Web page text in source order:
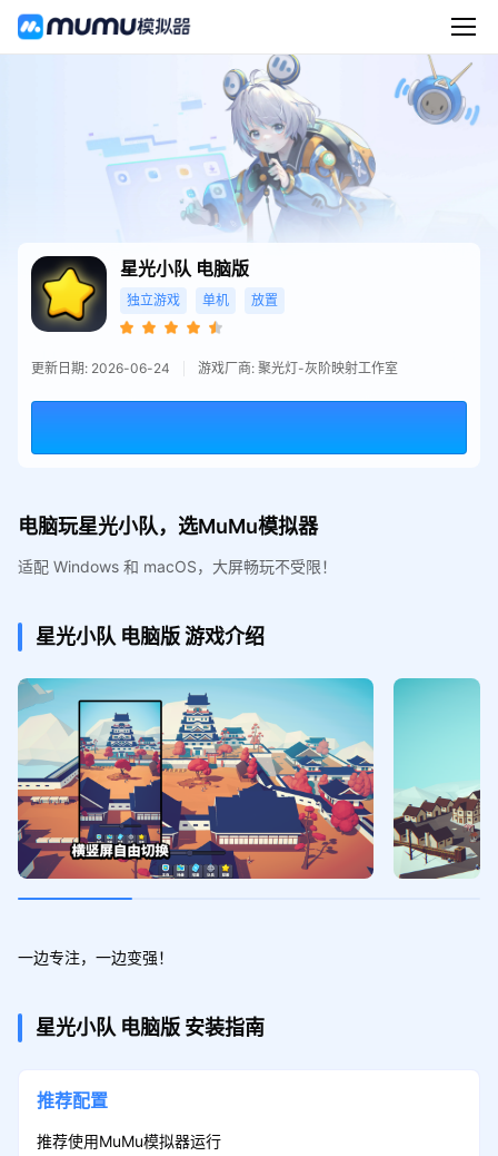
星光小队 电脑版
独立游戏 单机 放置
更新日期: 2026-06-24 游戏厂商: 聚光灯-灰阶映射工作室
电脑玩星光小队，选MuMu模拟器
适配 Windows 和 macOS，大屏畅玩不受限！
星光小队 电脑版游戏介绍
一边专注，一边变强！
星光小队 电脑版 安装指南
推荐配置
推荐使用MuMu模拟器运行